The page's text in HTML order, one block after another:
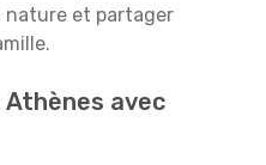
nature et partager
avec